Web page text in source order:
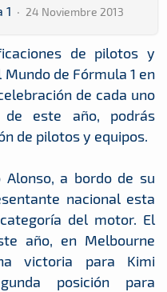
1 · 24 Noviembre 2013
de pilotos y
de Fórmula 1 en
de cada uno
de este año, podrás
de pilotos y equipos.
Alonso, a bordo de su
nacional esta
del motor. El
año, en Melbourne
victoria para Kimi
posición para